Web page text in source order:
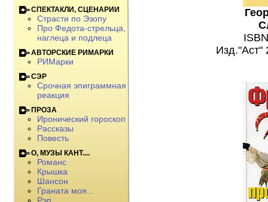
Изд."Аст"
СПЕКТАКЛИ, СЦЕНАРИИ
Страсти по Эзопу
Про Федота-стрельца,
наглеца и подлеца
АВТОРСКИЕ РИМАРКИ
РИМарки
СЭР
Срочная эпиграммная
реакция
ПРОЗА
Иронический гороскоп
Рассказы
Повесть
О, МУЗЫ КАНТ....
Романс
Крышка
Шансон
Граната моя...